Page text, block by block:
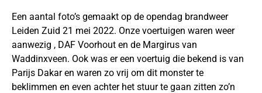
Een aantal foto’s gemaakt op de opendag brandweer
Leiden Zuid 21 mei 2022. Onze voertuigen waren weer
aanwezig , DAF Voorhout en de Margirus van
Waddinxveen. Ook was er een voertuig die bekend is van
Parijs Dakar en waren zo vrij om dit monster te
beklimmen en even achter het stuur te gaan zitten zo’n